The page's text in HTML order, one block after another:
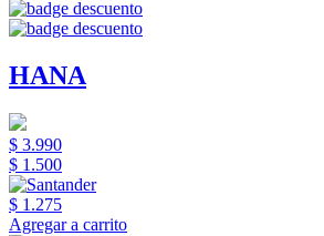
HANA
$ 3.990
$ 1.500
$ 1.275
Agregar a carrito